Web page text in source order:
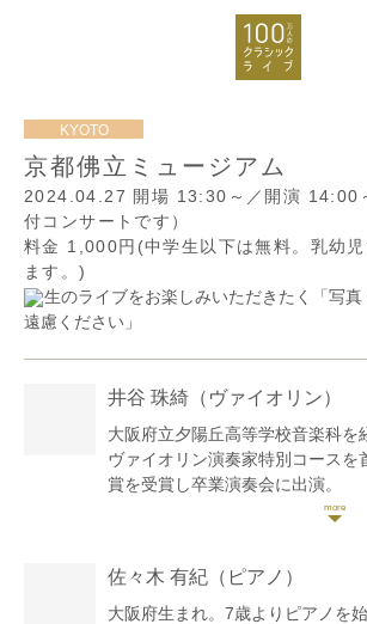
京都佛立ミュージアム
2024.04.27 開場 13:30～／開演 14:00
付コンサートです）
料金 1,000円(中学生以下は無料。乳幼児
ます。)
生のライブをお楽しみいただきたく「写
遠慮ください」
井谷 珠綺 （ヴァイオリン）
大阪府立夕陽丘高等学校音楽科を
ヴァイオリン演奏家特別コースを
賞を受賞し卒業演奏会に出演。
在学中、第29回ザ・コンチェルト
フォルクヴァング芸術大学にて半
第43回霧島国際音楽祭にてフラン
佐々木 有紀 （ピアノ）
大阪府生まれ。7歳よりピアノを